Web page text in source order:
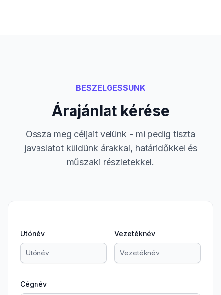
BESZÉLGESSÜNK
Árajánlat kérése
Ossza meg céljait velünk - mi pedig tiszta
javaslatot küldünk árakkal, határidőkkel és
műszaki részletekkel.
Utónév Vezetéknév
Cégnév